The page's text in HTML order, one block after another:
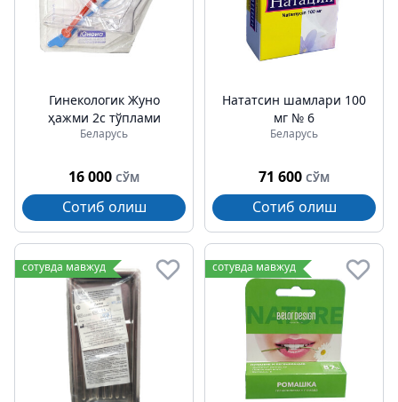
Гинекологик Жуно
ҳажми 2с тўплами
Беларусь
16 000 СЎМ
Сотиб олиш
Нататсин шамлари 100
мг № 6
Беларусь
71 600 СЎМ
Сотиб олиш
сотувда мавжуд сотувда мавжуд